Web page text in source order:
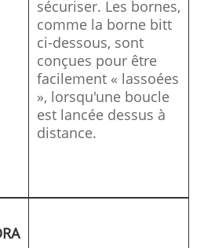
sécuriser. Les bornes,
comme la borne bitt
ci-dessous, sont
conçues pour être
facilement « lassoées
», lorsqu'une boucle
est lancée dessus à
distance.